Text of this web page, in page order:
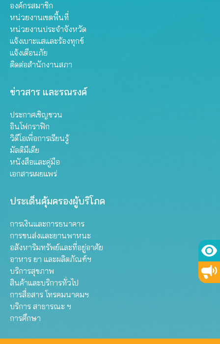
องค์กรสมาชิก
หน่วยงานเขตพื้นที่
หน่วยงานประจำจังหวัด
แจ้งเบาะแสและร้องทุกข์
แจ้งเตือนภัย
ติดต่อสำนักงานสภา
ข่าวสาร และรณรงค์
ประกาศเชิญชวน
อินโฟกราฟิก
วิดีโอเพื่อการเรียนรู้
มัลติมีเดีย
หนังสือและคู่มือ
เอกสารเผยแพร่
ประเด็นคุ้มครองผู้บริโภค
การเงินและการธนาคาร
การขนส่งและยานพาหนะ
อสังหาริมทรัพย์และที่อยู่อาศัย
อาหาร ยา และผลิตภัณฑ์ฯ
บริการสุขภาพ
สินค้าและบริการทั่วไป
การสื่อสาร โทรคมนาคมฯ
บริการ สาธารณะ ฯ
การศึกษา